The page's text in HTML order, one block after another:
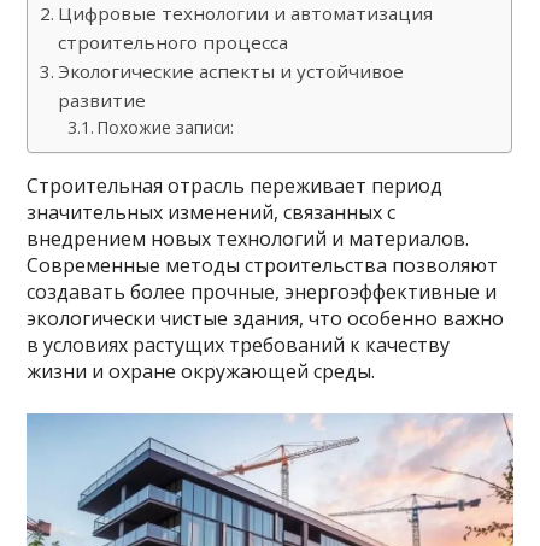
Цифровые технологии и автоматизация
строительного процесса
Экологические аспекты и устойчивое
развитие
Похожие записи:
Строительная отрасль переживает период
значительных изменений, связанных с
внедрением новых технологий и материалов.
Современные методы строительства позволяют
создавать более прочные, энергоэффективные и
экологически чистые здания, что особенно важно
в условиях растущих требований к качеству
жизни и охране окружающей среды.